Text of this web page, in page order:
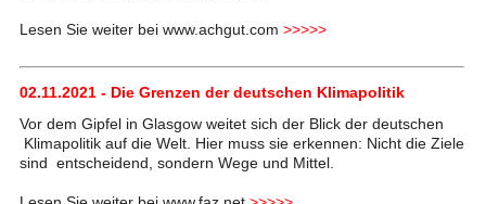
Lesen Sie weiter bei www.achgut.com >>>>>
02.11.2021 - Die Grenzen der deutschen Klimapolitik
Vor dem Gipfel in Glasgow weitet sich der Blick der deutschen
Klimapolitik auf die Welt. Hier muss sie erkennen: Nicht die Ziele
sind entscheidend, sondern Wege und Mittel.